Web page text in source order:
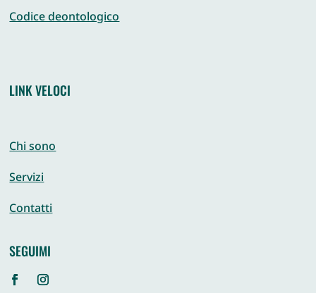
Codice deontologico
LINK VELOCI
Chi sono
Servizi
Contatti
SEGUIMI